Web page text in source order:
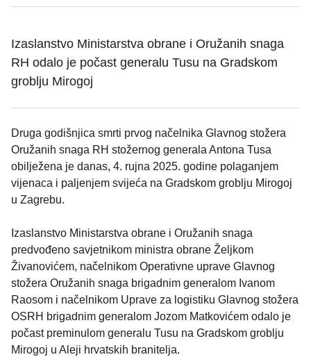
Izaslanstvo Ministarstva obrane i Oružanih snaga
RH odalo je počast generalu Tusu na Gradskom
groblju Mirogoj
Druga godišnjica smrti prvog načelnika Glavnog stožera
Oružanih snaga RH stožernog generala Antona Tusa
obilježena je danas, 4. rujna 2025. godine polaganjem
vijenaca i paljenjem svijeća na Gradskom groblju Mirogoj
u Zagrebu.
Izaslanstvo Ministarstva obrane i Oružanih snaga
predvođeno savjetnikom ministra obrane Željkom
Živanovićem, načelnikom Operativne uprave Glavnog
stožera Oružanih snaga brigadnim generalom Ivanom
Raosom i načelnikom Uprave za logistiku Glavnog stožera
OSRH brigadnim generalom Jozom Matkovićem odalo je
počast preminulom generalu Tusu na Gradskom groblju
Mirogoj u Aleji hrvatskih branitelja.